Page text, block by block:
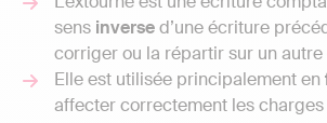
sens inversed’une écriture
corriger ou la répartir sur un autre
Elle est utilisée principalement en
affecter correctement les